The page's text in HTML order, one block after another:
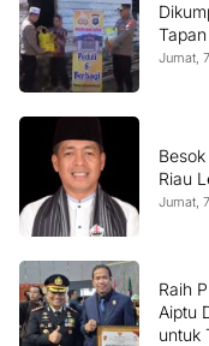
Jumat,
Riau
Jumat,
Raih
Aiptu
untuk